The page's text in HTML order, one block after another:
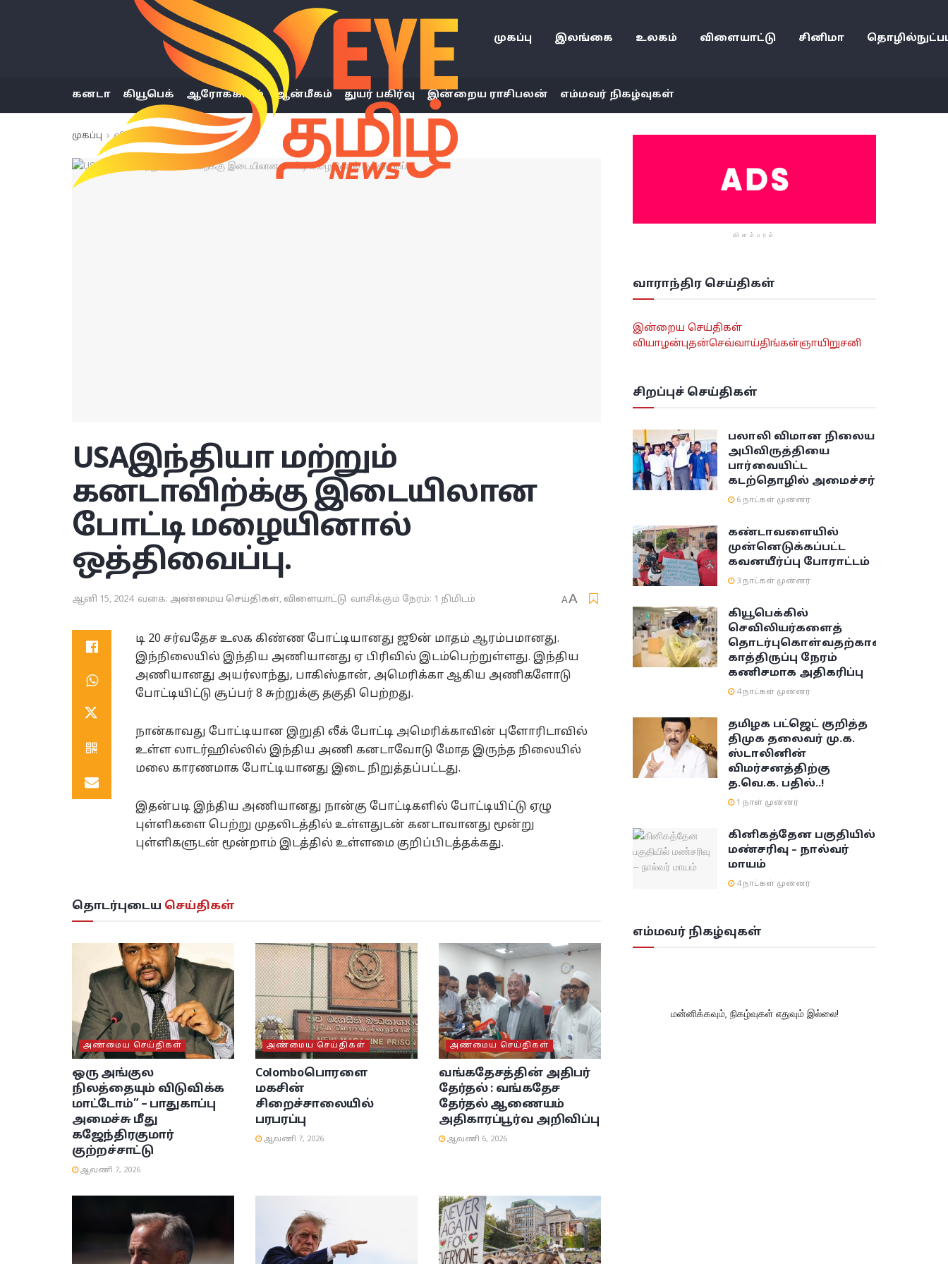
முகப்பு இலங்கை உலகம் விளையாட்டு சினிமா
கனடா கியூபெக் ஆரோக்கியம் ஆன்மீகம் துயர் பகிர்வு இன்றைய ராசிபலன் எம்மவர் நிகழ்வுகள்
முகப்பு விளையாட்டு
USAஇந்தியா மற்றும்
கனடாவிற்க்கு இடையிலான
போட்டி மழையினால்
ஒத்திவைப்பு.
ஆனி 15, 2024 வகை: அண்மைய செய்திகள், விளையாட்டு வாசிக்கும் நேரம்: 1 நிமிடம் AA
டி 20 சர்வதேச உலக கிண்ண போட்டியானது ஜூன் மாதம் ஆரம்பமானது.
இந்நிலையில் இந்திய அணியானது ஏ பிரிவில் இடம்பெற்றுள்ளது. இந்திய
அணியானது அயர்லாந்து, பாகிஸ்தான், அமெரிக்கா ஆகிய அணிகளோடு
போட்டியிட்டு சூப்பர் 8 சுற்றுக்கு தகுதி பெற்றது.
நான்காவது போட்டியான இறுதி லீக் போட்டி அமெரிக்காவின் புளோரிடாவில்
உள்ள லாடர்ஹில்லில் இந்திய அணி கனடாவோடு மோத இருந்த நிலையில்
மலை காரணமாக போட்டியானது இடை நிறுத்தப்பட்டது.
இதன்படி இந்திய அணியானது நான்கு போட்டிகளில் போட்டியிட்டு ஏழு
புள்ளிகளை பெற்று முதலிடத்தில் உள்ளதுடன் கனடாவானது மூன்று
புள்ளிகளுடன் மூன்றாம் இடத்தில் உள்ளமை குறிப்பிடத்தக்கது.
தொடர்புடைய செய்திகள்
அண்மைய செய்திகள்
ஒரு அங்குல
நிலத்தையும் விடுவிக்க
மாட்டோம்” – பாதுகாப்பு
அமைச்சு மீது
கஜேந்திரகுமார்
குற்றச்சாட்டு
ஆவணி 7, 2026
அண்மைய செய்திகள்
Colomboபொரளை
மகசின்
சிறைச்சாலையில்
பரபரப்பு
ஆவணி 7, 2026
அண்மைய செய்திகள்
வங்கதேசத்தின் அதிபர்
தேர்தல் : வங்கதேச
தேர்தல் ஆணையம்
அதிகாரப்பூர்வ அறிவிப்பு
ஆவணி 6, 2026
விளம்பரம்
வாராந்திர செய்திகள்
இன்றைய செய்திகள்
வியாழன்புதன்செவ்வாய்திங்கள்ஞாயிறுசனி
சிறப்புச் செய்திகள்
பலாலி விமான நிலைய
அபிவிருத்தியை
பார்வையிட்ட
கடற்தொழில் அமைச்சர்
6 நாட்கள் முன்னர்
கண்டாவளையில்
முன்னெடுக்கப்பட்ட
கவனயீர்ப்பு போராட்டம்
3 நாட்கள் முன்னர்
கியூபெக்கில்
செவிலியர்களைத்
தொடர்புகொள்வதற்கான
காத்திருப்பு நேரம்
கணிசமாக அதிகரிப்பு
4 நாட்கள் முன்னர்
தமிழக பட்ஜெட் குறித்த
திமுக தலைவர் மு.க.
ஸ்டாலினின்
விமர்சனத்திற்கு
த.வெ.க. பதில்..!
1 நாள் முன்னர்
கினிகத்தேன பகுதியில்
மண்சரிவு – நால்வர்
மாயம்
4 நாட்கள் முன்னர்
எம்மவர் நிகழ்வுகள்
மன்னிக்கவும், நிகழ்வுகள் எதுவும் இல்லை!